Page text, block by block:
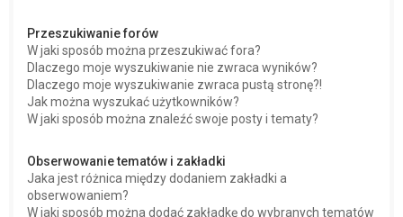
Przeszukiwanie forów
W jaki sposób można przeszukiwać fora?
Dlaczego moje wyszukiwanie nie zwraca wyników?
Dlaczego moje wyszukiwanie zwraca pustą stronę?!
Jak można wyszukać użytkowników?
W jaki sposób można znaleźć swoje posty i tematy?
Obserwowanie tematów i zakładki
Jaka jest różnica między dodaniem zakładki a
obserwowaniem?
W jaki sposób można dodać zakładkę do wybranych tematów